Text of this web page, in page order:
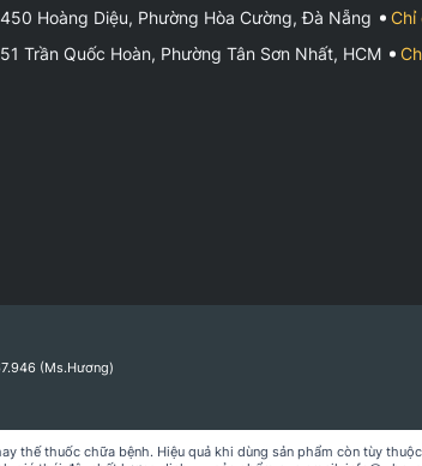
450 Hoàng Diệu, Phường Hòa Cường, Đà Nẵng
Chỉ
51 Trần Quốc Hoàn, Phường Tân Sơn Nhất, HCM
(Ms.Hương)
thế thuốc chữa bệnh. Hiệu quả khi dùng sản phẩm còn tùy